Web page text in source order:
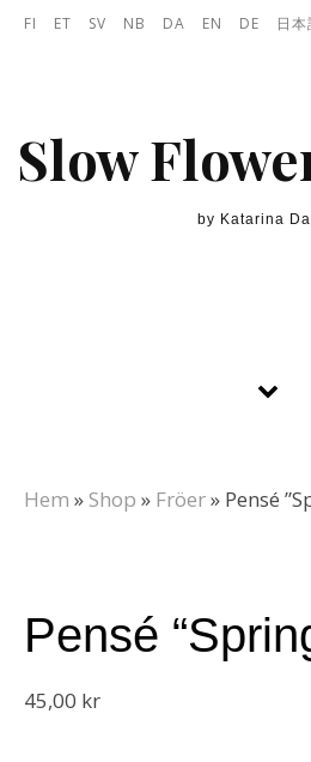
Skip to content
FI ET SV NB DA EN DE 日本
Slow
by Katarina
Hem » Shop » Fröer» Pensé
Pensé
45,00 kr